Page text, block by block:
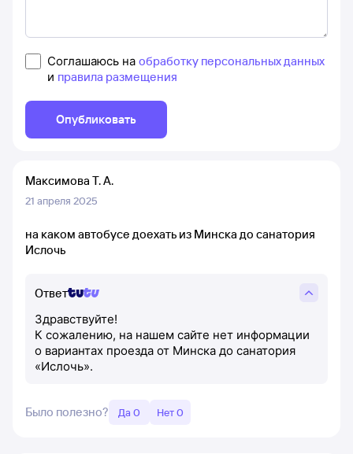
Соглашаюсь на обработку персональных данных
и правила размещения
Опубликовать
Максимова Т. А.
21 апреля 2025
на каком автобусе доехать из Минска до санатория
Ислочь
Ответ
Здравствуйте!
К сожалению, на нашем сайте нет информации
о вариантах проезда от Минска до санатория
«Ислочь».
Было полезно? Да 0 Нет 0